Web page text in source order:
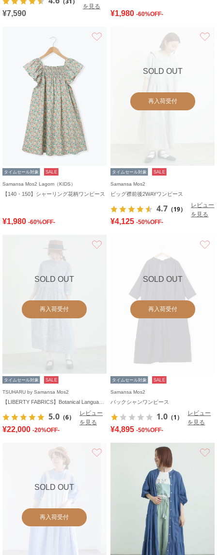
を見る
¥7,590
¥1,980 -60%OFF-
タイムセール対象 SALE
Samansa Mos2 Lagom（KIDS）
【140・150】シャーリング花柄ワンピース
¥1,980 -60%OFF-
SOLD OUT
再入荷受付
タイムセール対象 SALE
Samansa Mos2
ビッグ襟前後2WAYワンピース
4.7 （19）
レビュー
を見る
¥4,125 -50%OFF-
SOLD OUT
再入荷受付
タイムセール対象 SALE
TSUHARU by Samansa Mos2
5.0 （6）
レビュー
を見る
¥22,000 -20%OFF-
SOLD OUT
再入荷受付
タイムセール対象 SALE
Samansa Mos2
バックシャンワンピース
1.0 （1）
レビュー
を見る
¥4,895 -50%OFF-
SOLD OUT
再入荷受付